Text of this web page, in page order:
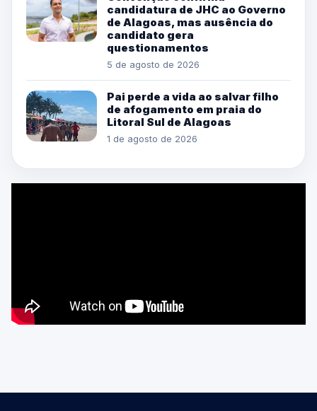
candidatura de JHC ao Governo
de Alagoas, mas ausência do
candidato gera
questionamentos
5 de agosto de 2026
Pai perde a vida ao salvar filho
de afogamento em praia do
Litoral Sul de Alagoas
1 de agosto de 2026